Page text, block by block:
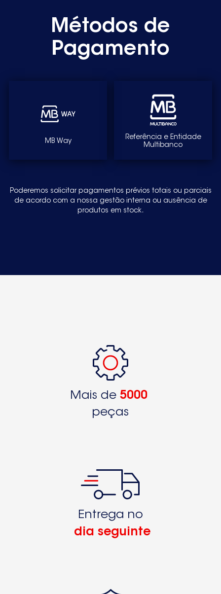
Métodos de
Pagamento
MB Way
Referência e Entidade
Multibanco
Poderemos solicitar pagamentos prévios totais ou parciais
de acordo com a nossa gestão interna ou ausência de
produtos em stock.
Mais de 5000
peças
Entrega no
dia seguinte